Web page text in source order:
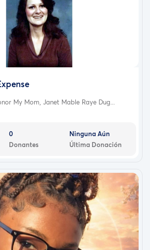
My Mom, Janet Mable Raye Dug...
0
Donantes
Ninguna Aún
Última Donación